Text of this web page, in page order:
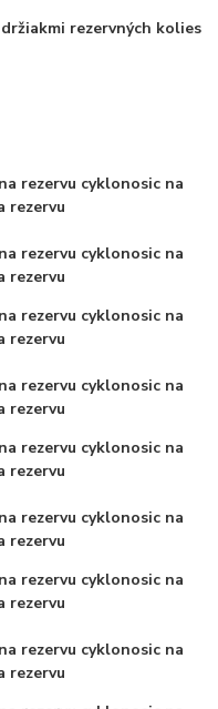
rezervných kolies